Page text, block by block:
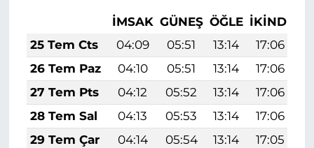
İMSAK GÜNEŞ ÖĞLE İKINDI
25 Tem Cts
04:09 05:51 13:14 17:06
26 Tem Paz
04:10 05:51 13:14 17:06
27 Tem Pts
04:12 05:52 13:14 17:06
28 Tem Sal
04:13 05:53 13:14 17:06
29 Tem Çar
04:14 05:54 13:14 17:05